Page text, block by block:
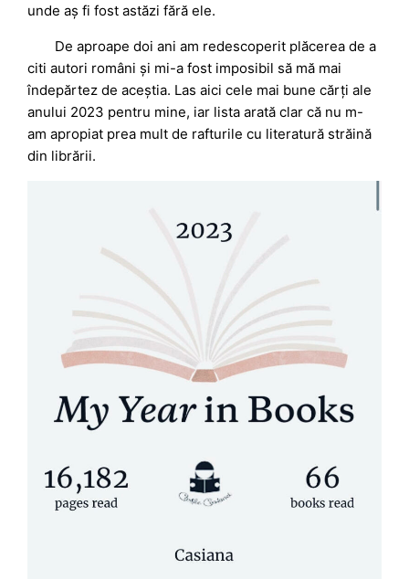
unde aș fi fost astăzi fără ele.
De aproape doi ani am redescoperit plăcerea de a
citi autori români și mi-a fost imposibil să mă mai
îndepărtez de aceștia. Las aici cele mai bune cărți ale
anului 2023 pentru mine, iar lista arată clar că nu m-
am apropiat prea mult de rafturile cu literatură străină
din librării.